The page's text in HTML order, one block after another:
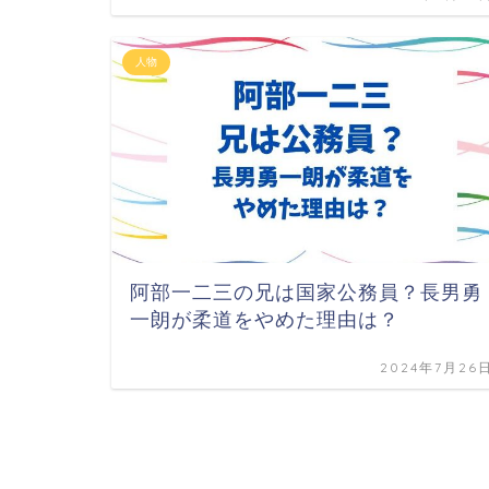
人物
阿部一二三の兄は国家公務員？長男勇
一朗が柔道をやめた理由は？
2024年7月26